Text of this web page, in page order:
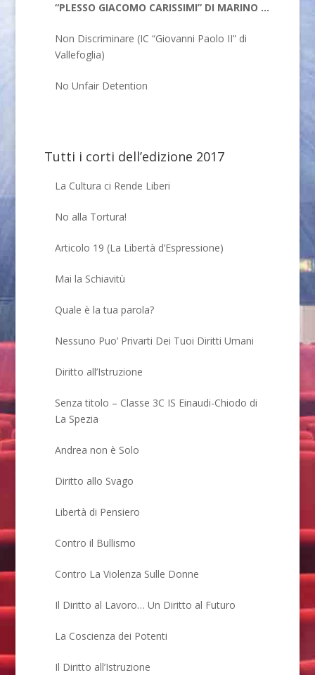
“PLESSO GIACOMO CARISSIMI” DI MARINO –
Non Discriminare (IC “Giovanni Paolo II” di
Vallefoglia)
No Unfair Detention
Tutti i corti dell’edizione 2017
La Cultura ci Rende Liberi
No alla Tortura!
Articolo 19 (La Libertà d’Espressione)
Mai la Schiavitù
Quale è la tua parola?
Nessuno Puo’ Privarti Dei Tuoi Diritti Umani
Diritto all’Istruzione
Senza titolo – Classe 3C IS Einaudi-Chiodo di
La Spezia
Andrea non è Solo
Diritto allo Svago
Libertà di Pensiero
Contro il Bullismo
Contro La Violenza Sulle Donne
Il Diritto al Lavoro… Un Diritto al Futuro
La Coscienza dei Potenti
Il Diritto all’Istruzione